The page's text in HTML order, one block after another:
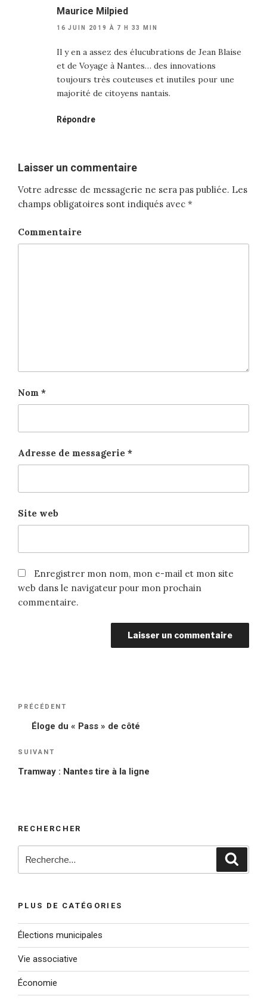
Maurice Milpied
16 JUIN 2019 À 7 H 33 MIN
Il y en a assez des élucubrations de Jean Blaise
et de Voyage à Nantes… des innovations
toujours très couteuses et inutiles pour une
majorité de citoyens nantais.
Répondre
Laisser un commentaire
Votre adresse de messagerie ne sera pas publiée. Les
champs obligatoires sont indiqués avec *
Commentaire
Nom *
Adresse de messagerie *
Site web
Enregistrer mon nom, mon e-mail et mon site
web dans le navigateur pour mon prochain
commentaire.
Navigation
l’article
Article
précédent
PRÉCÉDENT
Éloge du « Pass » de côté
Article
suivant
SUIVANT
Tramway : Nantes tire à la ligne
RECHERCHER
PLUS DE CATÉGORIES
Élections municipales
Vie associative
Économie